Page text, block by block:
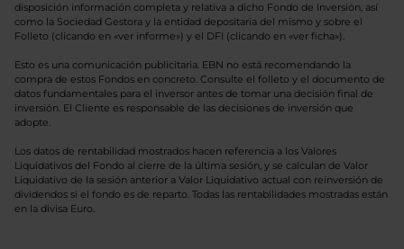
disposición información completa y relativa a dicho Fondo de Inversión, así
como la Sociedad Gestora y la entidad depositaria del mismo y sobre el
Folleto (clicando en «ver informe») y el DFI (clicando en «ver ficha»).
Esto es una comunicación publicitaria. EBN no está recomendando la
compra de estos Fondos en concreto. Consulte el folleto y el documento de
datos fundamentales para el inversor antes de tomar una decisión final de
inversión. El Cliente es responsable de las decisiones de inversión que
adopte.
Los datos de rentabilidad mostrados hacen referencia a los Valores
Liquidativos del Fondo al cierre de la última sesión, y se calculan de Valor
Liquidativo de la sesión anterior a Valor Liquidativo actual con reinversión de
dividendos si el fondo es de reparto. Todas las rentabilidades mostradas están
en la divisa Euro.